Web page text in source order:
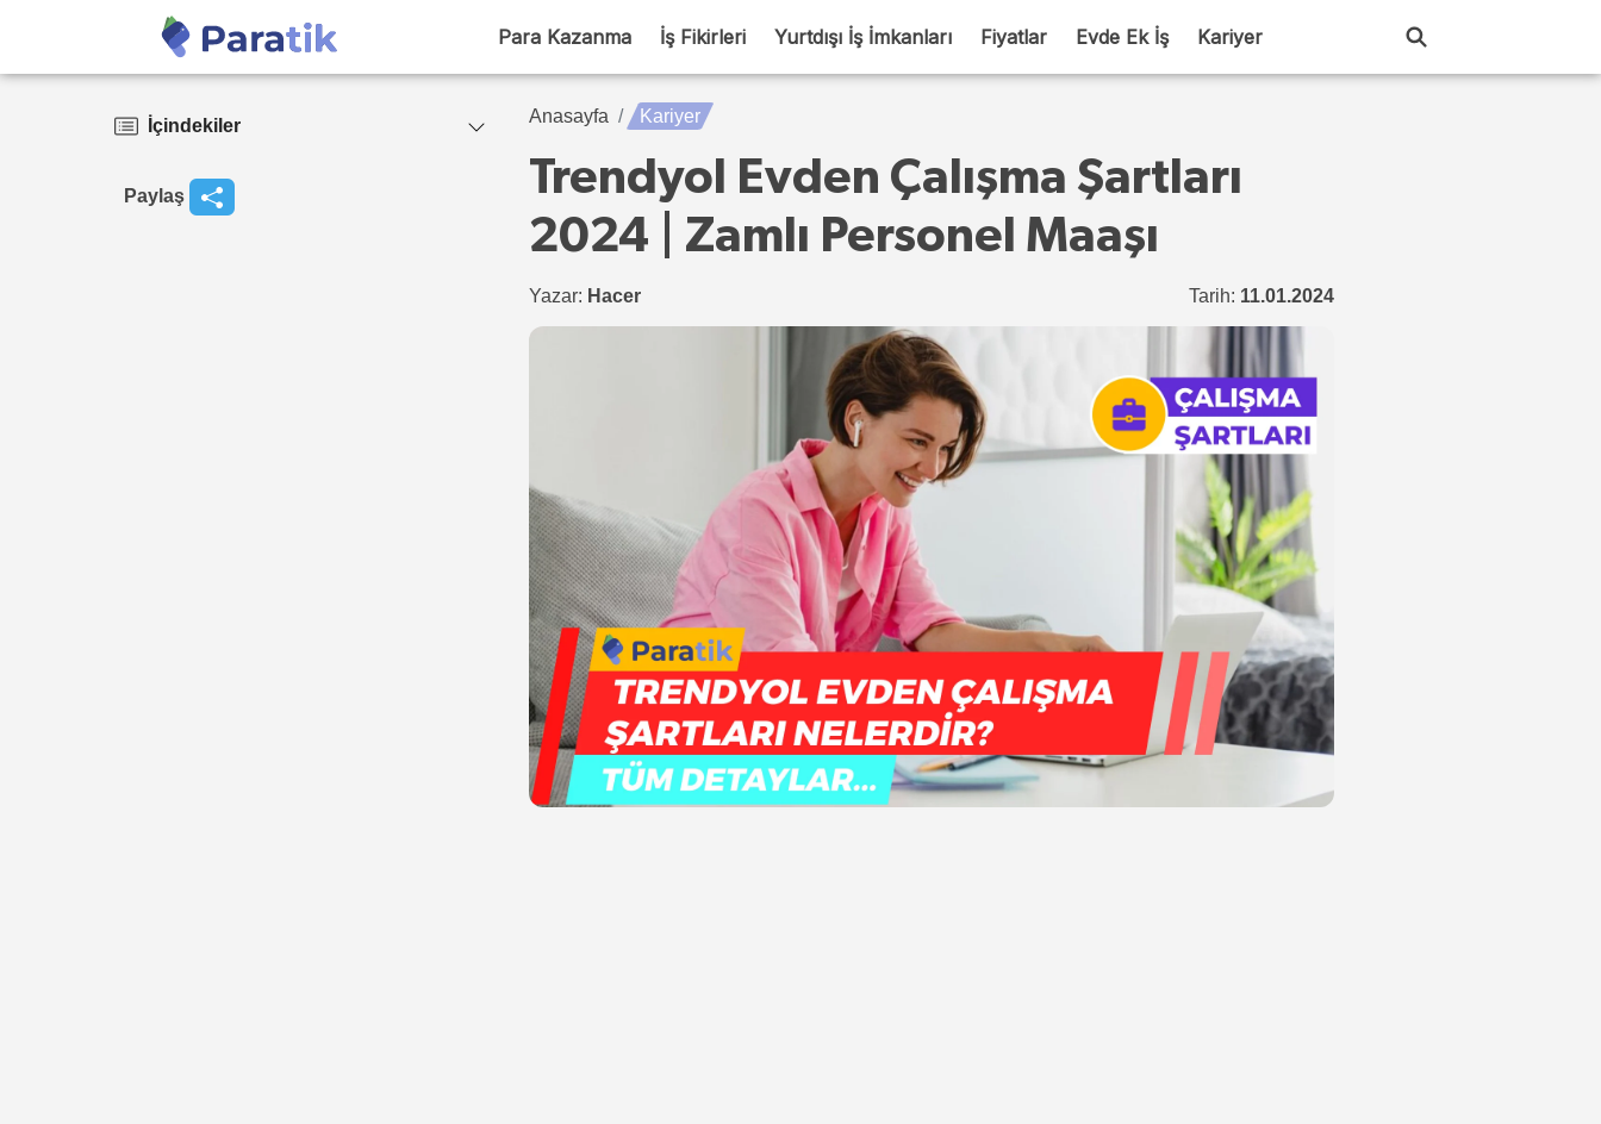
Para Kazanma İş Fikirleri Yurtdışı İş İmkanları Fiyatlar Evde Ek İş Kariyer
İçindekiler
Paylaş
Anasayfa Kariyer
Trendyol Evden Çalışma Şartları
2024 | Zamlı Personel Maaşı
Yazar: Hacer Tarih: 11.01.2024